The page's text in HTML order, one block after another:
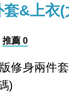
&上衣(
推薦 0
版修身兩件
)